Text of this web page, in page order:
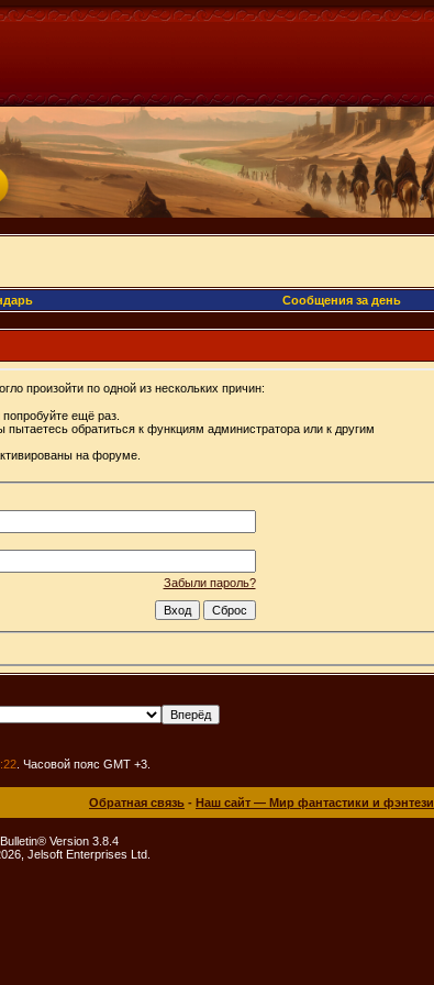
Сообщения за день
произойти по одной из нескольких причин:
ещё раз.
обратиться к функциям администратора или к другим
на форуме.
Забыли пароль?
. Часовой пояс GMT +3.
Обратная связь - Наш сайт — Мир фантастики и фэнтези
Version 3.8.4
Jelsoft Enterprises Ltd.